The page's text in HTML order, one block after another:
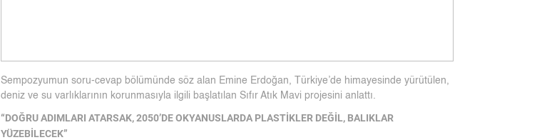
Sempozyumun soru-cevap bölümünde söz alan Emine Erdoğan, Türkiye’de himayesinde yürütülen,
deniz ve su varlıklarının korunmasıyla ilgili başlatılan Sıfır Atık Mavi projesini anlattı.
“DOĞRU ADIMLARI ATARSAK, 2050’DE OKYANUSLARDA PLASTİKLER DEĞİL, BALIKLAR
YÜZEBİLECEK”